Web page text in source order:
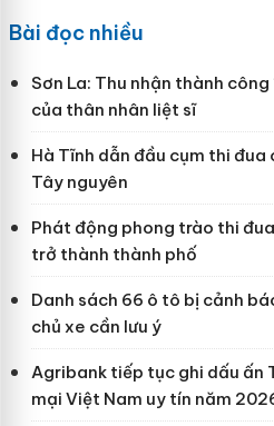
Bài đọc nhiều
Sơn La: Thu nhận thành
của thân nhân liệt sĩ
Hà Tĩnh dẫn đầu cụm thi
Tây nguyên
Phát động phong trào thi
trở thành thành phố
Danh sách 66 ô tô bị cảnh
chủ xe cần lưu ý
Agribank tiếp tục ghi dấu ấn
mại Việt Nam uy tín năm